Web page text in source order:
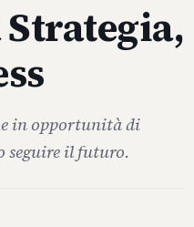
in opportunità di
seguire il futuro.